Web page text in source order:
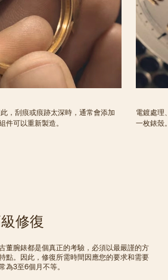
，刮痕或痕跡太深時，通常會添加
件可以重新製造。
電鍍處理
一枚錶殼
修復
董腕錶都是個真正的考驗，必須以最嚴謹的方
點。因此，修復所需時間因應您的要求和需要
為3至6個月不等。